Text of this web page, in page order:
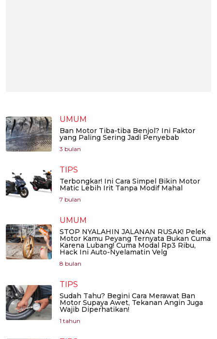
UMUM
Ban Motor Tiba-tiba Benjol? Ini Faktor
yang Paling Sering Jadi Penyebab
3 bulan
TIPS
Terbongkar! Ini Cara Simpel Bikin Motor
Matic Lebih Irit Tanpa Modif Mahal
7 bulan
UMUM
STOP NYALAHIN JALANAN RUSAK! Pelek
Motor Kamu Peyang Ternyata Bukan Cuma
Karena Lubang! Cuma Modal Rp3 Ribu,
Hack Ini Auto-Nyelamatin Velg
8 bulan
TIPS
Sudah Tahu? Begini Cara Merawat Ban
Motor Supaya Awet, Tekanan Angin Juga
Wajib Diperhatikan!
1 tahun